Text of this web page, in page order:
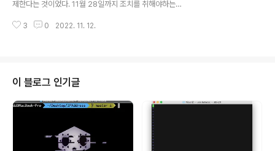
제한다는 것이었다. 11월 28일까지 조치를 취해야하는데
에 plan을 업그레이드 할만한 가치는 없다고 느껴져서(?)
oku처럼 로그인을 해야하는데, $ flyctl auth login 터미
널에 입력하면 알아서 브라우저 열리고 로그인되어있으면
알아서 잘 넘어간다. # 카드 등록 일단 카드를 등록해야한
다. 무료 Plan을 사용하려고 해도 카드를 일단 등록해야한
3 0 2022. 11. 12.
이 블로그 인기글